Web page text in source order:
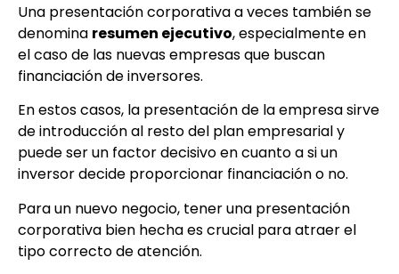
Una presentación corporativa a veces también se
denomina resumen ejecutivo, especialmente en
el caso de las nuevas empresas que buscan
financiación de inversores.
En estos casos, la presentación de la empresa sirve
de introducción al resto del plan empresarial y
puede ser un factor decisivo en cuanto a si un
inversor decide proporcionar financiación o no.
Para un nuevo negocio, tener una presentación
corporativa bien hecha es crucial para atraer el
tipo correcto de atención.